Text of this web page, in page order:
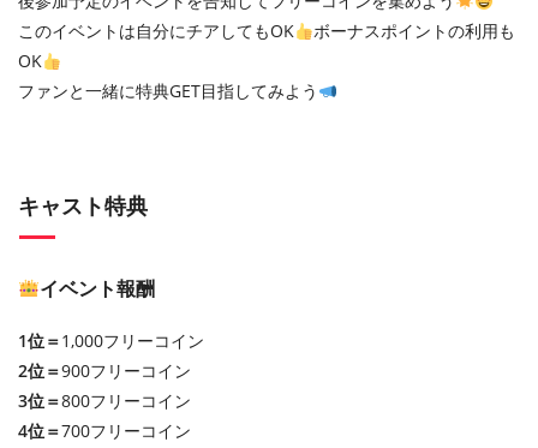
このイベントは自分にチアしてもOK
ボーナスポイントの利用も
OK
ファンと一緒に特典GET目指してみよう
キャスト特典
イベント報酬
1位＝1,000フリーコイン
2位＝900フリーコイン
3位＝800フリーコイン
4位＝700フリーコイン